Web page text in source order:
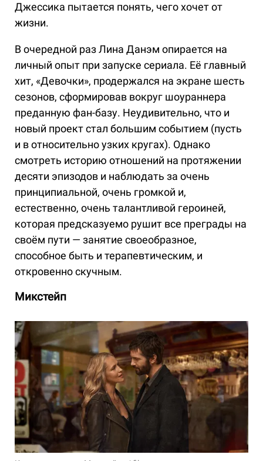
Джессика пытается понять, чего хочет от
жизни.
В очередной раз Лина Данэм опирается на
личный опыт при запуске сериала. Её главный
хит, «Девочки», продержался на экране шесть
сезонов, сформировав вокруг шоураннера
преданную фан-базу. Неудивительно, что и
новый проект стал большим событием (пусть
и в относительно узких кругах). Однако
смотреть историю отношений на протяжении
десяти эпизодов и наблюдать за очень
принципиальной, очень громкой и,
естественно, очень талантливой героиней,
которая предсказуемо рушит все преграды на
своём пути — занятие своеобразное,
способное быть и терапевтическим, и
откровенно скучным.
Микстейп